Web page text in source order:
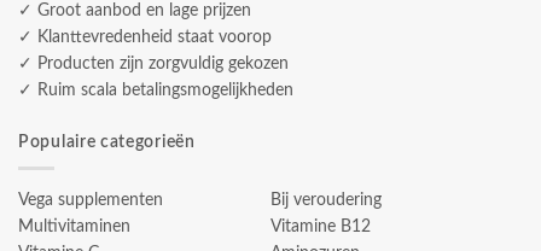
✓ Groot aanbod en lage prijzen
✓ Klanttevredenheid staat voorop
✓ Producten zijn zorgvuldig gekozen
✓ Ruim scala betalingsmogelijkheden
Populaire categorieën
Vega supplementen
Multivitaminen
Bij veroudering
Vitamine B12